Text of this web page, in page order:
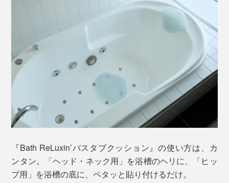
『Bath ReLuxin’バスタブクッション』の使い方は、カ
ンタン。「ヘッド・ネック用」を浴槽のヘリに、「ヒッ
プ用」を浴槽の底に、ペタッと貼り付けるだけ。